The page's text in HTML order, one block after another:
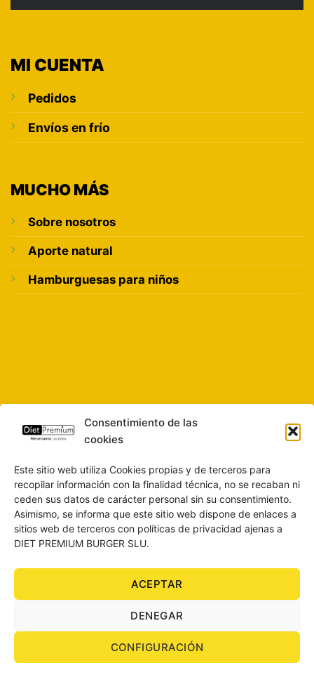
Consentimiento de las
cookies
Este sitio web utiliza Cookies propias y de terceros para
recopilar información con la finalidad técnica, no se recaban ni
ceden sus datos de carácter personal sin su consentimiento.
Asimismo, se informa que este sitio web dispone de enlaces a
sitios web de terceros con políticas de privacidad ajenas a
DIET PREMIUM BURGER SLU.
ACEPTAR
DENEGAR
CONFIGURACIÓN
MI CUENTA
Pedidos
Envíos en frío
MUCHO MÁS
Sobre nosotros
Aporte natural
Hamburguesas para niños
CONTACTO
POLÍTICA DE PRIVACIDAD
CONDICIONES DE COMPRA
POLÍTICA DE COOKIES
Todos los derechos reservados 2026 ©